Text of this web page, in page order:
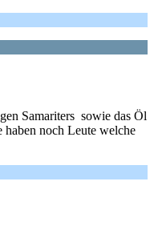
Samariters sowie das Öl
noch Leute welche